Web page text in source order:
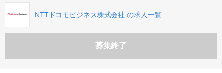
NTTドコモビジネス株式会社 の求人一覧
募集終了